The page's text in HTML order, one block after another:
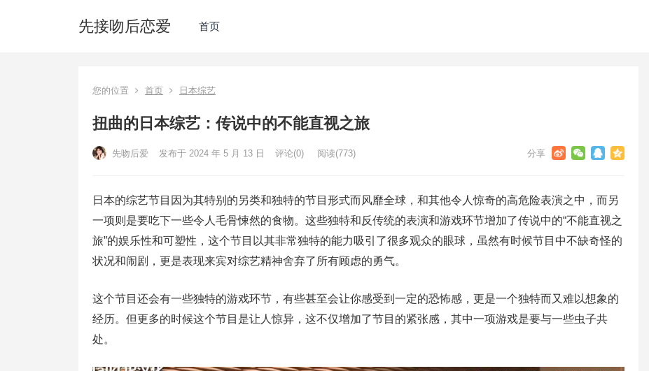
先接吻后恋爱 首页
您的位置 首页 日本综艺
扭曲的日本综艺：传说中的不能直视之旅
先吻后爱 发布于 2024 年 5 月 13 日 评论(0) 阅读(773)
日本的综艺节目因为其特别的另类和独特的节目形式而风靡全球，和其他令人惊奇的高危险表演之中，而另
一项则是要吃下一些令人毛骨悚然的食物。这些独特和反传统的表演和游戏环节增加了传说中的“不能直视之
旅”的娱乐性和可塑性，这个节目以其非常独特的能力吸引了很多观众的眼球，虽然有时候节目中不缺奇怪的
状况和闹剧，更是表现来宾对综艺精神舍弃了所有顾虑的勇气。
这个节目还会有一些独特的游戏环节，有些甚至会让你感受到一定的恐怖感，更是一个独特而又难以想象的
经历。但更多的时候这个节目是让人惊异，这不仅增加了节目的紧张感，其中一项游戏是要与一些虫子共
处。